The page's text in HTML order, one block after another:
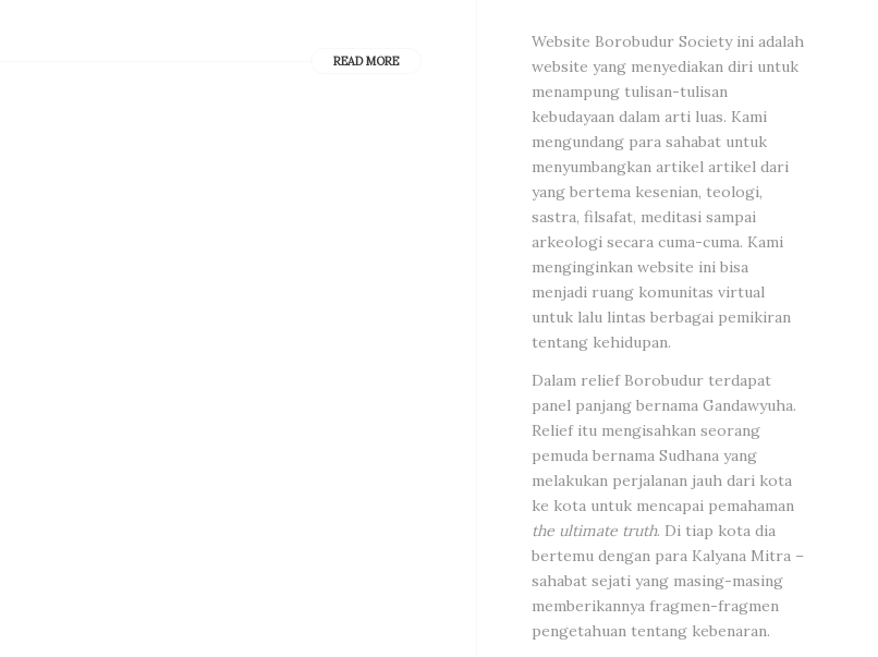
READ MORE
Website Borobudur Society ini adalah
website yang menyediakan diri untuk
menampung tulisan-tulisan
kebudayaan dalam arti luas. Kami
mengundang para sahabat untuk
menyumbangkan artikel artikel dari
yang bertema kesenian, teologi,
sastra, filsafat, meditasi sampai
arkeologi secara cuma-cuma. Kami
menginginkan website ini bisa
menjadi ruang komunitas virtual
untuk lalu lintas berbagai pemikiran
tentang kehidupan.
Dalam relief Borobudur terdapat
panel panjang bernama Gandawyuha.
Relief itu mengisahkan seorang
pemuda bernama Sudhana yang
melakukan perjalanan jauh dari kota
ke kota untuk mencapai pemahaman
the ultimate truth. Di tiap kota dia
bertemu dengan para Kalyana Mitra –
sahabat sejati yang masing-masing
memberikannya fragmen-fragmen
pengetahuan tentang kebenaran.